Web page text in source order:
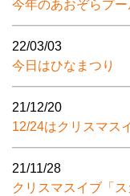
今年のあおぞらプ
22/03/03
今日はひなまつり
21/12/20
12/24はクリスマス
21/11/28
クリスマスイブ「